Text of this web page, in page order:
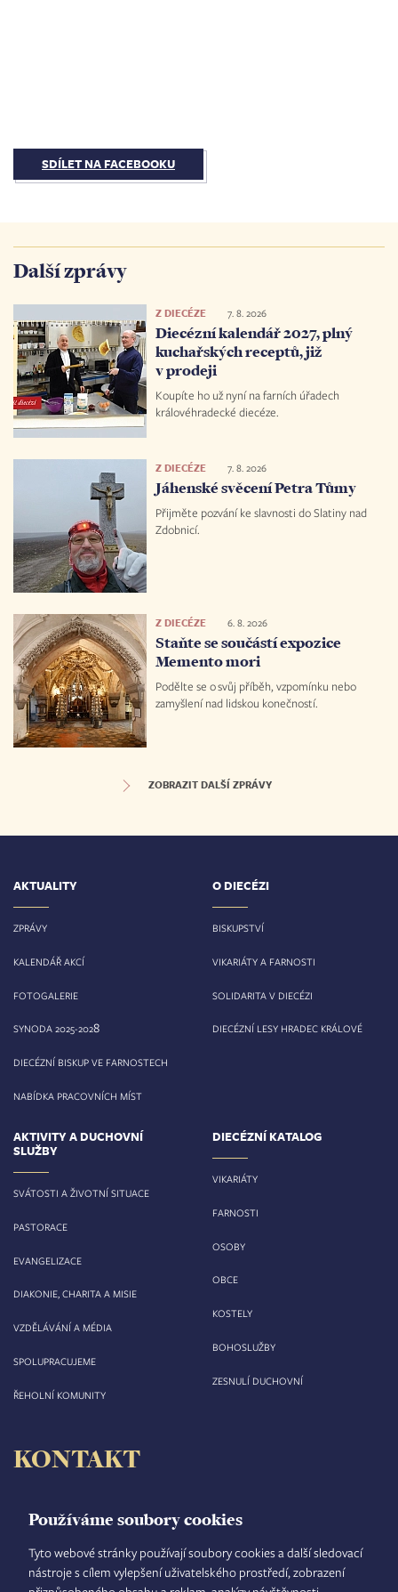
Používáme soubory cookies
Tyto webové stránky používají soubory cookies a další sledovací
nástroje s cílem vylepšení uživatelského prostředí, zobrazení
SDÍLET NA FACEBOOKU
Další zprávy
Z DIECÉZE 7. 8. 2026
Diecézní kalendář 2027, plný
kuchařských receptů, již
v prodeji
Koupíte ho už nyní na farních úřadech
královéhradecké diecéze.
Z DIECÉZE 7. 8. 2026
Jáhenské svěcení Petra Tůmy
Přijměte pozvání ke slavnosti do Slatiny nad
Zdobnicí.
Z DIECÉZE 6. 8. 2026
Staňte se součástí expozice
Memento mori
Podělte se o svůj příběh, vzpomínku nebo
zamyšlení nad lidskou konečností.
ZOBRAZIT DALŠÍ ZPRÁVY
AKTUALITY
ZPRÁVY
KALENDÁŘ AKCÍ
FOTOGALERIE
SYNODA 2025-2028
DIECÉZNÍ BISKUP VE FARNOSTECH
NABÍDKA PRACOVNÍCH MÍST
O DIECÉZI
BISKUPSTVÍ
VIKARIÁTY A FARNOSTI
SOLIDARITA V DIECÉZI
DIECÉZNÍ LESY HRADEC KRÁLOVÉ
AKTIVITY A DUCHOVNÍ
SLUŽBY
SVÁTOSTI A ŽIVOTNÍ SITUACE
PASTORACE
EVANGELIZACE
DIAKONIE, CHARITA A MISIE
VZDĚLÁVÁNÍ A MÉDIA
SPOLUPRACUJEME
ŘEHOLNÍ KOMUNITY
DIECÉZNÍ KATALOG
VIKARIÁTY
FARNOSTI
OSOBY
OBCE
KOSTELY
BOHOSLUŽBY
ZESNULÍ DUCHOVNÍ
KONTAKT
Velké náměstí 35/44
500 03 Hradec Králové
tel.: +420 495 063 611
IČO: 00 44 51 34